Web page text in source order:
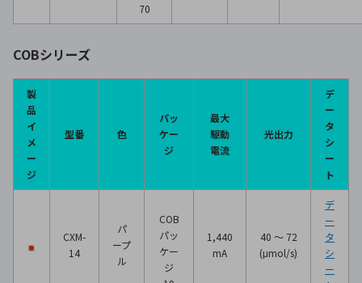
70
COBシリーズ
製
品
イ
メ
ー
ジ
型番 色
パッ
ケー
ジ
最大
駆動
電流
光出力
デ
ー
タ
シ
ー
ト
CXM-
14
パ
ープ
ル
COB
パッ
ケー
ジ
1,440
mA
40 ～ 72
(μmol/s)
デ
ー
タ
シ
ー